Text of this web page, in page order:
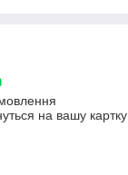
на вашу картку